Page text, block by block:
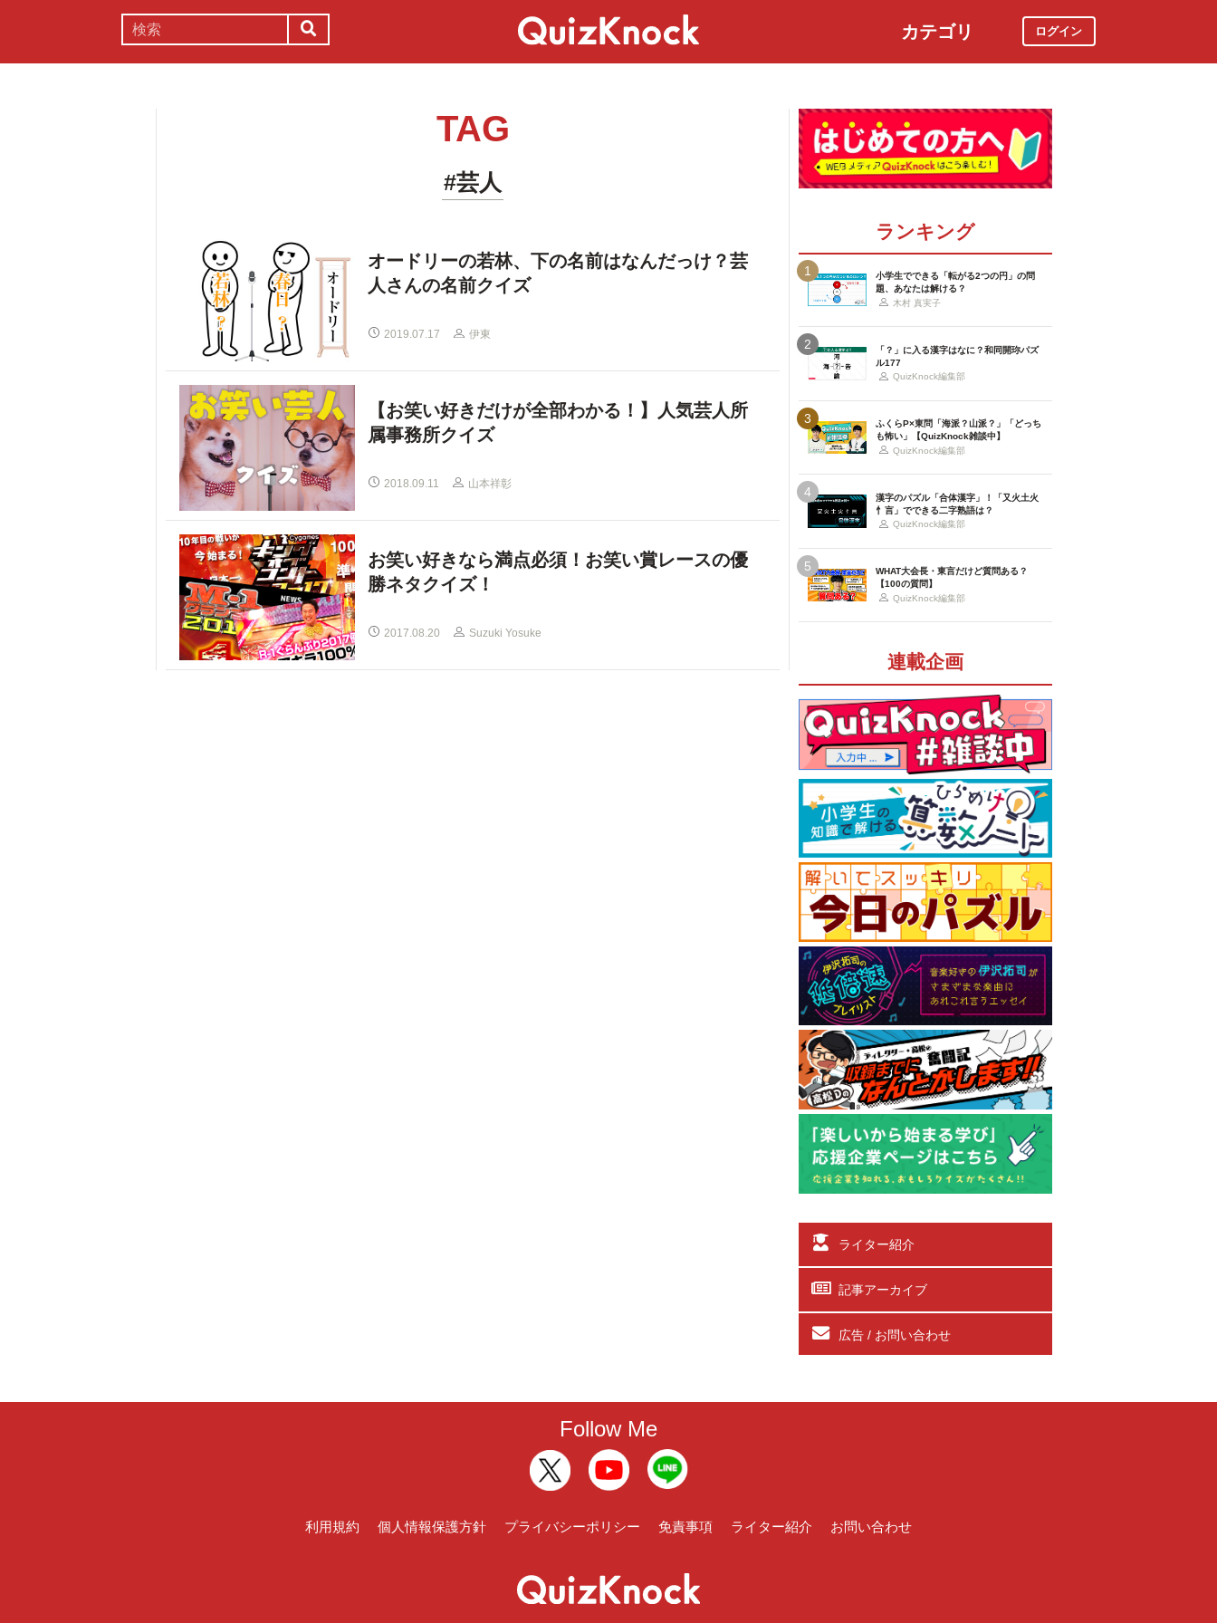
カテゴリ ログイン
TAG
#芸人
オードリーの若林、下の名前はなんだっけ？芸
人さんの名前クイズ
2019.07.17 伊東
【お笑い好きだけが全部わかる！】人気芸人所
属事務所クイズ
2018.09.11 山本祥彰
お笑い好きなら満点必須！お笑い賞レースの優
勝ネタクイズ！
2017.08.20 Suzuki Yosuke
ランキング
1
小学生でできる「転がる2つの円」の問
題、あなたは解ける？
木村 真実子
2
「？」に入る漢字はなに？和同開珎パズ
ル177
QuizKnock編集部
3
ふくらP×東問「海派？山派？」「どっち
も怖い」【QuizKnock雑談中】
QuizKnock編集部
4
漢字のパズル「合体漢字」！「又火土火
忄言」でできる二字熟語は？
QuizKnock編集部
5
WHAT大会長・東言だけど質問ある？
【100の質問】
QuizKnock編集部
連載企画
ライター紹介
記事アーカイブ
広告 / お問い合わせ
Follow Me
利用規約 個人情報保護方針 プライバシーポリシー 免責事項 ライター紹介 お問い合わせ